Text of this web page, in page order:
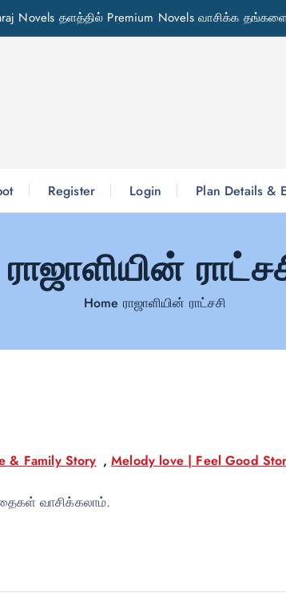
Novels தளத்தில் Premium Novels வாசிக்க
Register Login Plan Details &
ராஜாளியின்
Home ராஜாளியின் ராட்சசி
& Family Story ,Melody love | Feel Good
வாசிக்கலாம்.